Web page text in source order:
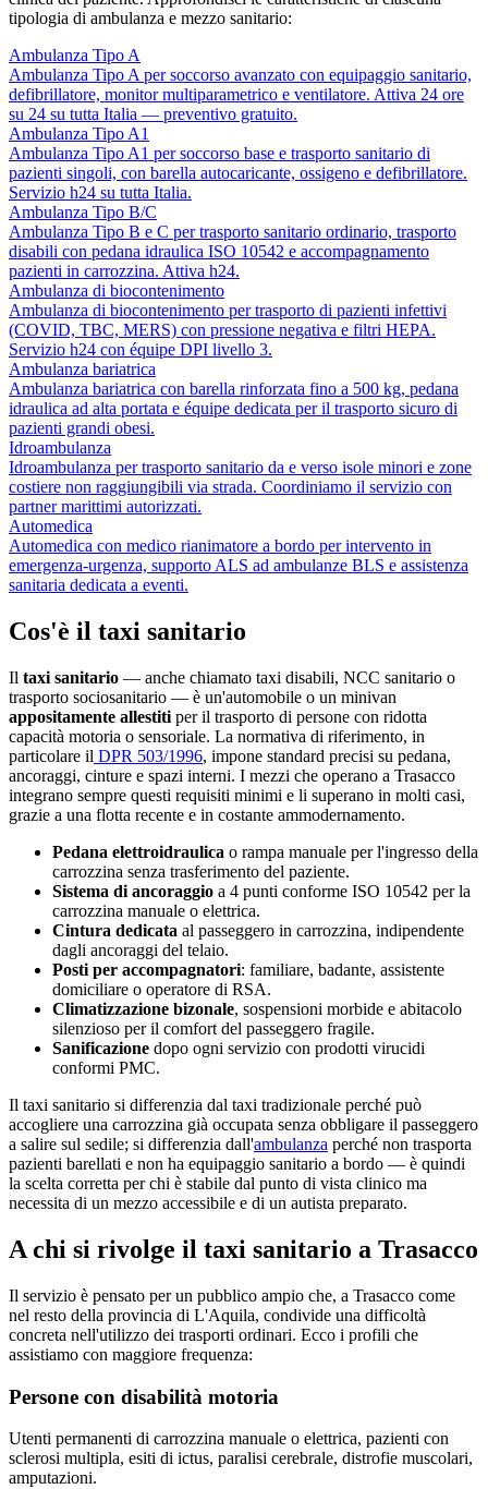
tipologia di ambulanza e mezzo sanitario:
Ambulanza Tipo A
Ambulanza Tipo A per soccorso avanzato con equipaggio sanitario,
defibrillatore, monitor multiparametrico e ventilatore. Attiva 24 ore
su 24 su tutta Italia — preventivo gratuito.
Ambulanza Tipo A1
Ambulanza Tipo A1 per soccorso base e trasporto sanitario di
pazienti singoli, con barella autocaricante, ossigeno e defibrillatore.
Servizio h24 su tutta Italia.
Ambulanza Tipo B/C
Ambulanza Tipo B e C per trasporto sanitario ordinario, trasporto
disabili con pedana idraulica ISO 10542 e accompagnamento
pazienti in carrozzina. Attiva h24.
Ambulanza di biocontenimento
Ambulanza di biocontenimento per trasporto di pazienti infettivi
(COVID, TBC, MERS) con pressione negativa e filtri HEPA.
Servizio h24 con équipe DPI livello 3.
Ambulanza bariatrica
Ambulanza bariatrica con barella rinforzata fino a 500 kg, pedana
idraulica ad alta portata e équipe dedicata per il trasporto sicuro di
pazienti grandi obesi.
Idroambulanza
Idroambulanza per trasporto sanitario da e verso isole minori e zone
costiere non raggiungibili via strada. Coordiniamo il servizio con
partner marittimi autorizzati.
Automedica
Automedica con medico rianimatore a bordo per intervento in
emergenza-urgenza, supporto ALS ad ambulanze BLS e assistenza
sanitaria dedicata a eventi.
Cos'è il taxi sanitario
Il taxi sanitario — anche chiamato taxi disabili, NCC sanitario o
trasporto sociosanitario — è un'automobile o un minivan
appositamente allestiti per il trasporto di persone con ridotta
capacità motoria o sensoriale. La normativa di riferimento, in
particolare il DPR 503/1996, impone standard precisi su pedana,
ancoraggi, cinture e spazi interni. I mezzi che operano a Trasacco
integrano sempre questi requisiti minimi e li superano in molti casi,
grazie a una flotta recente e in costante ammodernamento.
Pedana elettroidraulica o rampa manuale per l'ingresso della
carrozzina senza trasferimento del paziente.
Sistema di ancoraggio a 4 punti conforme ISO 10542 per la
carrozzina manuale o elettrica.
Cintura dedicata al passeggero in carrozzina, indipendente
dagli ancoraggi del telaio.
Posti per accompagnatori: familiare, badante, assistente
domiciliare o operatore di RSA.
Climatizzazione bizonale, sospensioni morbide e abitacolo
silenzioso per il comfort del passeggero fragile.
Sanificazione dopo ogni servizio con prodotti virucidi
conformi PMC.
Il taxi sanitario si differenzia dal taxi tradizionale perché può
accogliere una carrozzina già occupata senza obbligare il passeggero
a salire sul sedile; si differenzia dall'ambulanza perché non trasporta
pazienti barellati e non ha equipaggio sanitario a bordo — è quindi
la scelta corretta per chi è stabile dal punto di vista clinico ma
necessita di un mezzo accessibile e di un autista preparato.
A chi si rivolge il taxi sanitario a Trasacco
Il servizio è pensato per un pubblico ampio che, a Trasacco come
nel resto della provincia di L'Aquila, condivide una difficoltà
concreta nell'utilizzo dei trasporti ordinari. Ecco i profili che
assistiamo con maggiore frequenza:
Persone con disabilità motoria
Utenti permanenti di carrozzina manuale o elettrica, pazienti con
sclerosi multipla, esiti di ictus, paralisi cerebrale, distrofie muscolari,
amputazioni.